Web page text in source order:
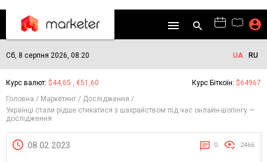
Сб, 8 серпня 2026, 08:20 UA RU
Курс валют: $44,65 , €51,60 Курс Біткоїн: $64967
Головна
Маркетинг
Дослідження
Українці стали рідше стикатися з шахрайством під час онлайн-шопінгу —
дослідження
08.02.2023 0 2466